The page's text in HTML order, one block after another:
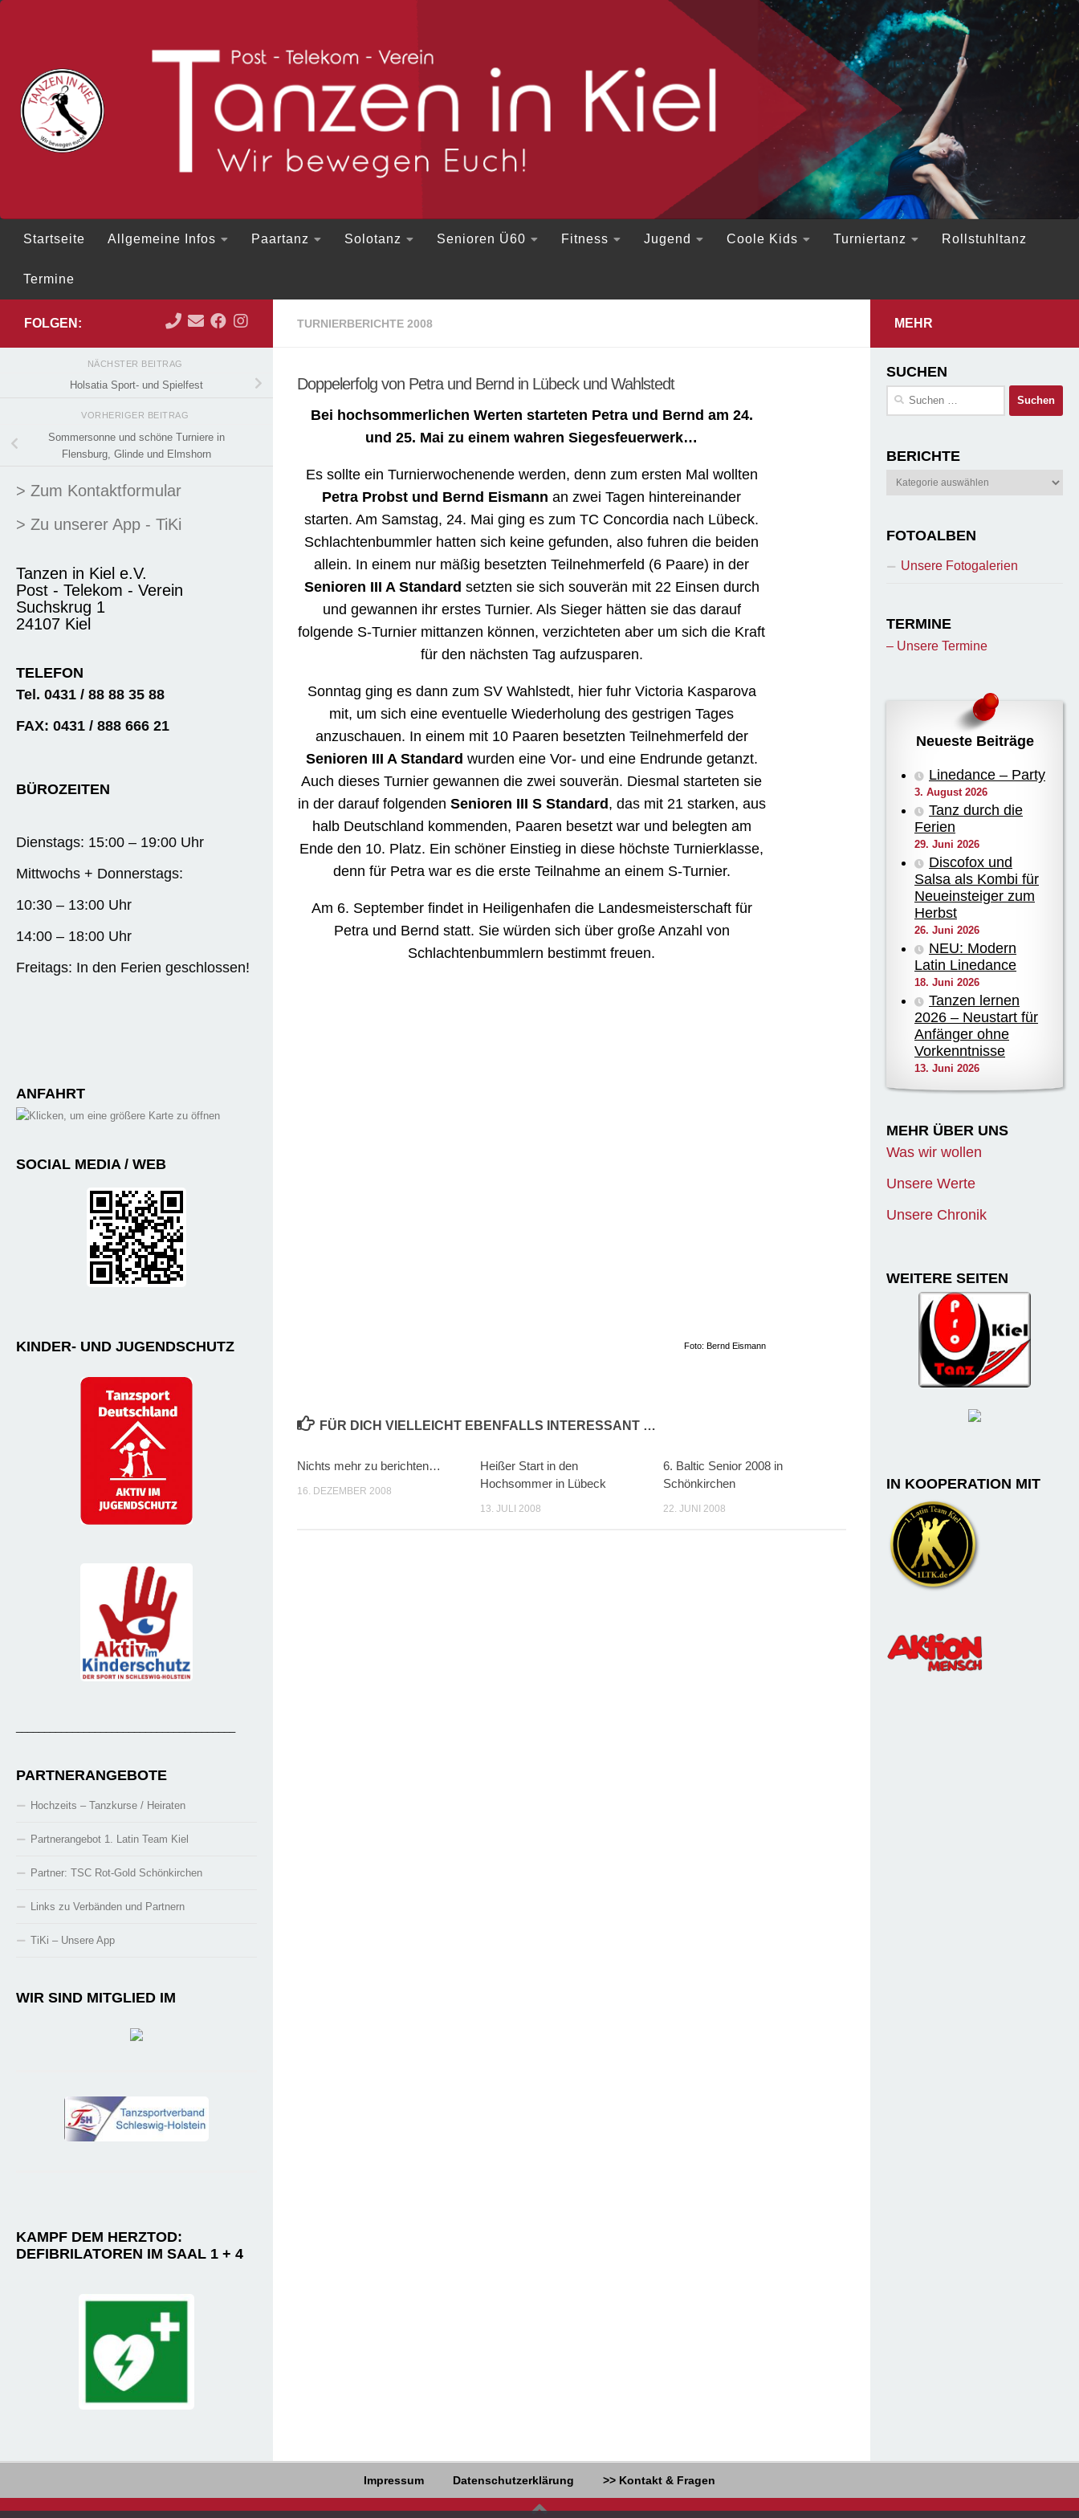
Startseite Allgemeine Infos Paartanz Solotanz Senioren Ü60 Fitness Jugend Coole Kids Turniertanz Rollstuhltanz
Termine
TURNIERBERICHTE 2008
Doppelerfolg von Petra und Bernd in Lübeck und Wahlstedt
Bei hochsommerlichen Werten starteten Petra und Bernd am 24.
und 25. Mai zu einem wahren Siegesfeuerwerk…
Es sollte ein Turnierwochenende werden, denn zum ersten Mal wollten
Petra Probst und Bernd Eismann an zwei Tagen hintereinander
starten. Am Samstag, 24. Mai ging es zum TC Concordia nach Lübeck.
Schlachtenbummler hatten sich keine gefunden, also fuhren die beiden
allein. In einem nur mäßig besetzten Teilnehmerfeld (6 Paare) in der
Senioren III A Standard setzten sie sich souverän mit 22 Einsen durch
und gewannen ihr erstes Turnier. Als Sieger hätten sie das darauf
folgende S-Turnier mittanzen können, verzichteten aber um sich die Kraft
für den nächsten Tag aufzusparen.
Sonntag ging es dann zum SV Wahlstedt, hier fuhr Victoria Kasparova
mit, um sich eine eventuelle Wiederholung des gestrigen Tages
anzuschauen. In einem mit 10 Paaren besetzten Teilnehmerfeld der
Senioren III A Standard wurden eine Vor- und eine Endrunde getanzt.
Auch dieses Turnier gewannen die zwei souverän. Diesmal starteten sie
in der darauf folgenden Senioren III S Standard, das mit 21 starken, aus
halb Deutschland kommenden, Paaren besetzt war und belegten am
Ende den 10. Platz. Ein schöner Einstieg in diese höchste Turnierklasse,
denn für Petra war es die erste Teilnahme an einem S-Turnier.
Am 6. September findet in Heiligenhafen die Landesmeisterschaft für
Petra und Bernd statt. Sie würden sich über große Anzahl von
Schlachtenbummlern bestimmt freuen.
Foto: Bernd Eismann
FÜR DICH VIELLEICHT EBENFALLS INTERESSANT …
Nichts mehr zu berichten…
16. DEZEMBER 2008
Heißer Start in den
Hochsommer in Lübeck
13. JULI 2008
6. Baltic Senior 2008 in
Schönkirchen
22. JUNI 2008
FOLGEN:
NÄCHSTER BEITRAG
Holsatia Sport- und Spielfest
VORHERIGER BEITRAG
Sommersonne und schöne Turniere in
Flensburg, Glinde und Elmshorn
> Zum Kontaktformular
> Zu unserer App - TiKi
Tanzen in Kiel e.V.
Post - Telekom - Verein
Suchskrug 1
24107 Kiel
TELEFON
Tel. 0431 / 88 88 35 88
FAX: 0431 / 888 666 21
BÜROZEITEN
Dienstags: 15:00 – 19:00 Uhr
Mittwochs + Donnerstags:
10:30 – 13:00 Uhr
14:00 – 18:00 Uhr
Freitags: In den Ferien geschlossen!
ANFAHRT
SOCIAL MEDIA / WEB
KINDER- UND JUGENDSCHUTZ
PARTNERANGEBOTE
Hochzeits – Tanzkurse / Heiraten
Partnerangebot 1. Latin Team Kiel
Partner: TSC Rot-Gold Schönkirchen
Links zu Verbänden und Partnern
TiKi – Unsere App
WIR SIND MITGLIED IM
KAMPF DEM HERZTOD:
DEFIBRILATOREN IM SAAL 1 + 4
MEHR
SUCHEN
Suchen
BERICHTE
Berichte
FOTOALBEN
Unsere Fotogalerien
TERMINE
– Unsere Termine
Neueste Beiträge
Linedance – Party
3. August 2026
Tanz durch die
Ferien
29. Juni 2026
Discofox und
Salsa als Kombi für
Neueinsteiger zum
Herbst
26. Juni 2026
NEU: Modern
Latin Linedance
18. Juni 2026
Tanzen lernen
2026 – Neustart für
Anfänger ohne
Vorkenntnisse
13. Juni 2026
MEHR ÜBER UNS
Was wir wollen
Unsere Werte
Unsere Chronik
WEITERE SEITEN
IN KOOPERATION MIT
Impressum Datenschutzerklärung >> Kontakt & Fragen